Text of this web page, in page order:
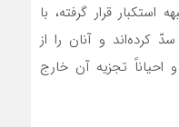
قرار گرفته، با
کرده‌اند و آنان را از
احیاناً تجزیه آن خارج